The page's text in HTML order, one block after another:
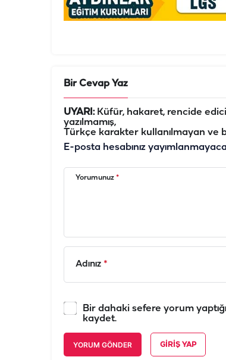
Bir Cevap Yaz
UYARI:Küfür, hakaret, rencide
yazılmamış,
Türkçe karakter kullanılmayan ve
E-posta hesabınız
Yorumunuz *
Adınız *
Bir dahaki sefere yorum
kaydet.
YORUM GÖNDER GIRIŞ YAP